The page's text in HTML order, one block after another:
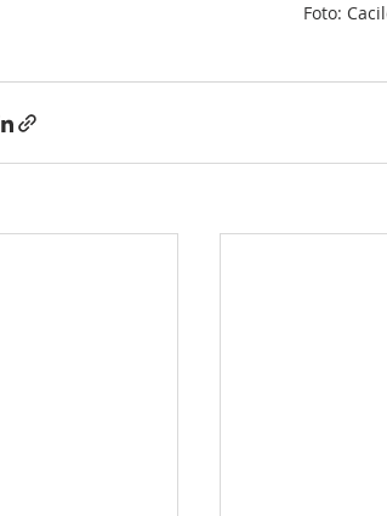
Foto: